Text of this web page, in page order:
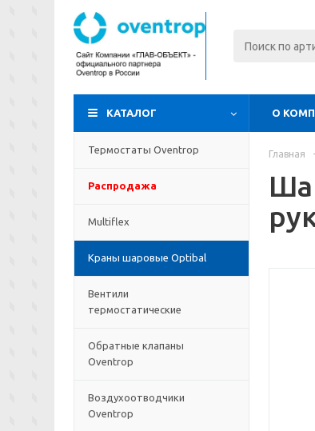
КАТАЛОГ О
Термостаты Oventrop
Распродажа
Multiflex
Краны шаровые Optibal
Вентили
термостатические
Обратные клапаны
Oventrop
Воздухоотводчики
Oventrop
Главная -